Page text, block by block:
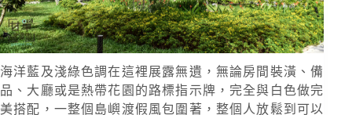
海洋藍及淺綠色調在這裡展露無遺，無論房間裝潢、備
品、大廳或是熱帶花園的路標指示牌，完全與白色做完
美搭配，一整個島嶼渡假風包圍著，整個人放鬆到可以